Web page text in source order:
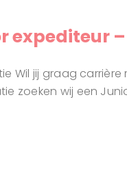
expediteur
Wil jij graag
zoeken wij een